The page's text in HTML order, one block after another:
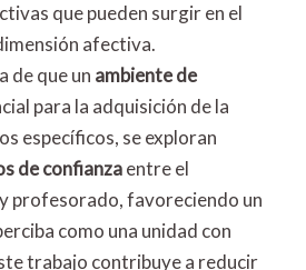
que pueden surgir en el
afectiva.
de que un ambiente de
para la adquisición de la
específicos, se exploran
de confianzaentre el
profesorado, favoreciendo un
como una unidad con
trabajo contribuye a reducir